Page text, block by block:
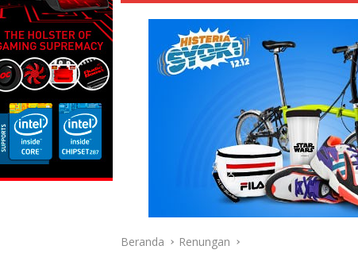
Beranda Renungan